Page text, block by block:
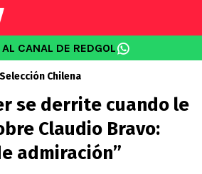
CANAL DE REDGOL
Selección Chilena
se derrite cuando le
Claudio Bravo:
admiración”